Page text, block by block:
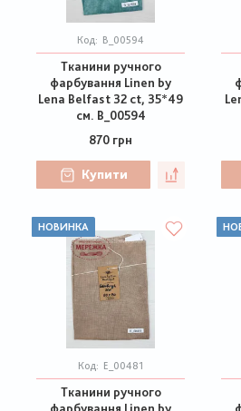
Код: B_00594
Тканини ручного
фарбування Linen by
Lena Belfast 32 ct, 35*49
см. B_00594
870 грн
Купити
НОВИНКА
Код: E_00481
Тканини ручного